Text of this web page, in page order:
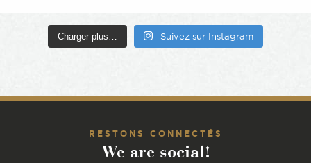
Charger plus… Suivez sur Instagram
RESTONS CONNECTÉS
We are social!